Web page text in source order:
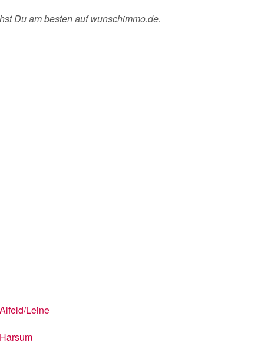
Du am besten auf wunschimmo.de.
Alfeld/Leine
Harsum